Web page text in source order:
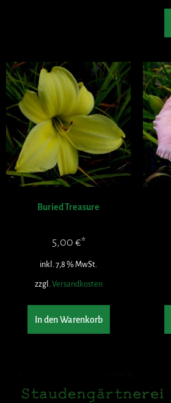
Buried Treasure
5,00 €
inkl. 7,8 % MwSt.
zzgl.Versandkosten
In den Warenkorb